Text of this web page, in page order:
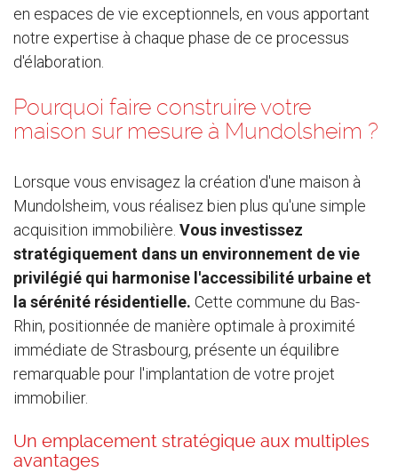
en espaces de vie exceptionnels, en vous apportant
notre expertise à chaque phase de ce processus
d'élaboration.
Pourquoi faire construire votre
maison sur mesure à Mundolsheim ?
Lorsque vous envisagez la création d'une maison à
Mundolsheim, vous réalisez bien plus qu'une simple
acquisition immobilière. Vous investissez
stratégiquement dans un environnement de vie
privilégié qui harmonise l'accessibilité urbaine et
la sérénité résidentielle. Cette commune du Bas-
Rhin, positionnée de manière optimale à proximité
immédiate de Strasbourg, présente un équilibre
remarquable pour l'implantation de votre projet
immobilier.
Un emplacement stratégique aux multiples
avantages